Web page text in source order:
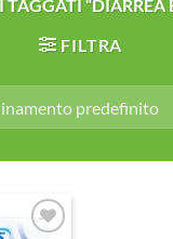
TAGGATI “DIARREA
FILTRA